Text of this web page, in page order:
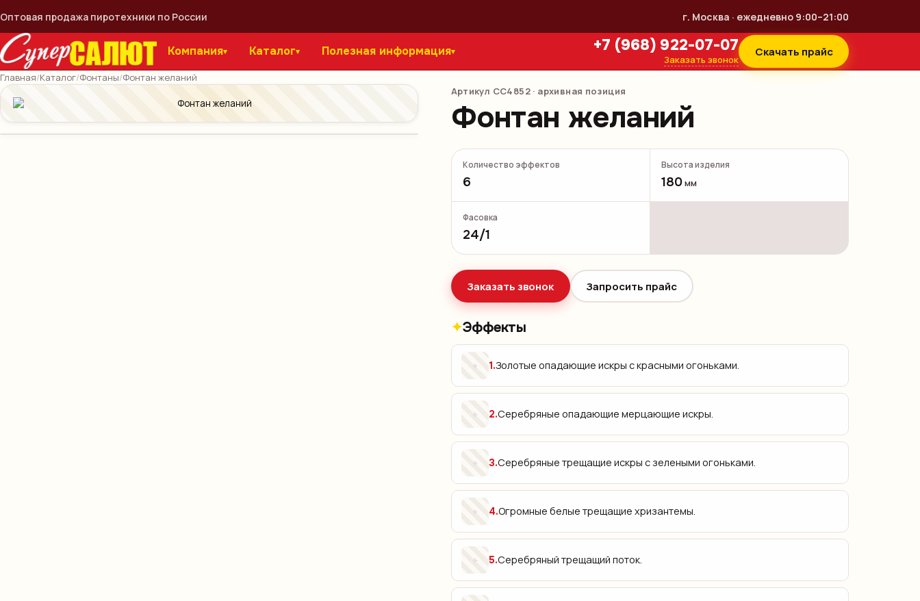
Оптовая продажа пиротехники по России г. Москва · ежедневно 9:00–21:00
Компания▾ Каталог▾ Полезная информация▾ +7 (968) 922-07-07
Заказать звонок
Скачать прайс
Главная/Каталог/Фонтаны/Фонтан желаний
Артикул СС4852 · архивная позиция
Фонтан желаний
Количество эффектов
6
Высота изделия
180мм
Фасовка
24/1
Заказать звонок Запросить прайс
Эффекты
✦ 1.Золотые опадающие искры с красными огоньками.
✦ 2.Серебряные опадающие мерцающие искры.
✦ 3.Серебряные трещащие искры с зелеными огоньками.
✦ 4.Огромные белые трещащие хризантемы.
✦ 5.Серебряный трещащий поток.